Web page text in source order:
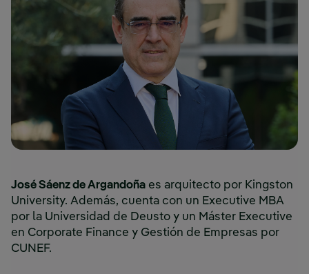
José Sáenz de Argandoña es arquitecto por Kingston
University. Además, cuenta con un Executive MBA
por la Universidad de Deusto y un Máster Executive
en Corporate Finance y Gestión de Empresas por
CUNEF.